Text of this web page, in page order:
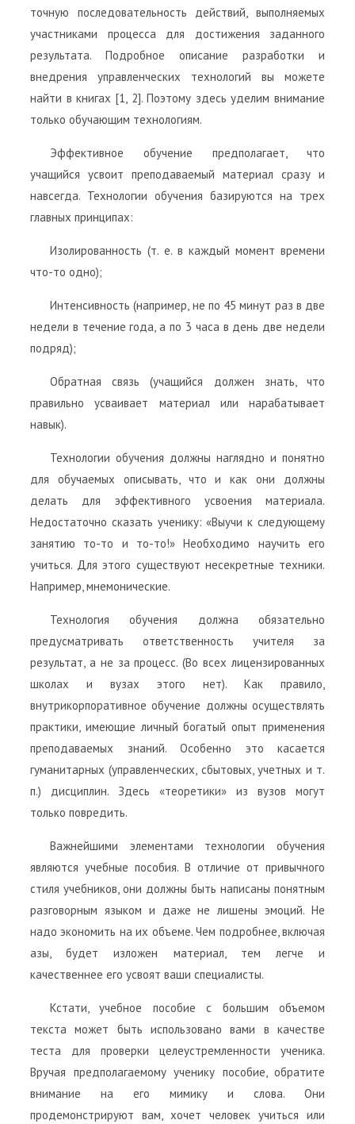
точную последовательность действий, выполняемых
участниками процесса для достижения заданного
результата. Подробное описание разработки и
внедрения управленческих технологий вы можете
найти в книгах [1, 2]. Поэтому здесь уделим внимание
только обучающим технологиям.
Эффективное обучение предполагает, что
учащийся усвоит преподаваемый материал сразу и
навсегда. Технологии обучения базируются на трех
главных принципах:
Изолированность (т. е. в каждый момент времени
что-то одно);
Интенсивность (например, не по 45 минут раз в две
недели в течение года, а по 3 часа в день две недели
подряд);
Обратная связь (учащийся должен знать, что
правильно усваивает материал или нарабатывает
навык).
Технологии обучения должны наглядно и понятно
для обучаемых описывать, что и как они должны
делать для эффективного усвоения материала.
Недостаточно сказать ученику: «Выучи к следующему
занятию то-то и то-то!» Необходимо научить его
учиться. Для этого существуют несекретные техники.
Например, мнемонические.
Технология обучения должна обязательно
предусматривать ответственность учителя за
результат, а не за процесс. (Во всех лицензированных
школах и вузах этого нет). Как правило,
внутрикорпоративное обучение должны осуществлять
практики, имеющие личный богатый опыт применения
преподаваемых знаний. Особенно это касается
гуманитарных (управленческих, сбытовых, учетных и т.
п.) дисциплин. Здесь «теоретики» из вузов могут
только повредить.
Важнейшими элементами технологии обучения
являются учебные пособия. В отличие от привычного
стиля учебников, они должны быть написаны понятным
разговорным языком и даже не лишены эмоций. Не
надо экономить на их объеме. Чем подробнее, включая
азы, будет изложен материал, тем легче и
качественнее его усвоят ваши специалисты.
Кстати, учебное пособие с большим объемом
текста может быть использовано вами в качестве
теста для проверки целеустремленности ученика.
Вручая предполагаемому ученику пособие, обратите
внимание на его мимику и слова. Они
продемонстрируют вам, хочет человек учиться или